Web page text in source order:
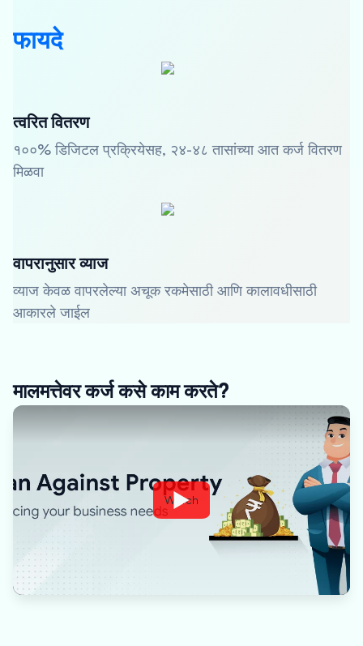
फायदे
त्वरित वितरण
१००% डिजिटल प्रक्रियेसह, २४-४८ तासांच्या आत कर्ज वितरण
मिळवा
वापरानुसार व्याज
व्याज केवळ वापरलेल्या अचूक रकमेसाठी आणि कालावधीसाठी
आकारले जाईल
मालमत्तेवर कर्ज कसे काम करते?
Watch